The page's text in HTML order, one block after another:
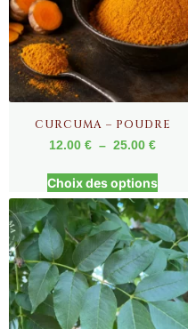
CURCUMA – POUDRE
12.00€ – 25.00€
Choix des options